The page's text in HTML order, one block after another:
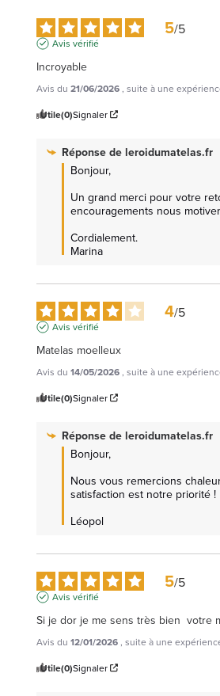
5/5
Avis vérifié
Incroyable
Avis du 21/06/2026, suite à une
Utile(0)Signaler
Réponse de leroidumatelas.fr
Bonjour,
Un grand merci pour votre
encouragements nous
Cordialement.
Marina
4/5
Avis vérifié
Matelas moelleux
Avis du 14/05/2026, suite à une
Utile(0)Signaler
Réponse de leroidumatelas.fr
Bonjour,
Nous vous remercions
satisfaction est notre priorité !
Léopol
5/5
Avis vérifié
Si je dor je me sens très bien  votre
Avis du 12/01/2026, suite à une
Utile(0)Signaler